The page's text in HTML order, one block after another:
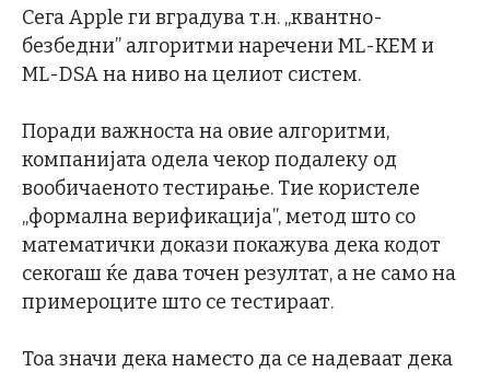
Сега Apple ги вградува т.н. „квантно-
безбедни” алгоритми наречени ML-KEM и
ML-DSA на ниво на целиот систем.
Поради важноста на овие алгоритми,
компанијата одела чекор подалеку од
вообичаеното тестирање. Тие користеле
„формална верификација”, метод што со
математички докази покажува дека кодот
секогаш ќе дава точен резултат, а не само на
примероците што се тестираат.
Тоа значи дека наместо да се надеваат дека